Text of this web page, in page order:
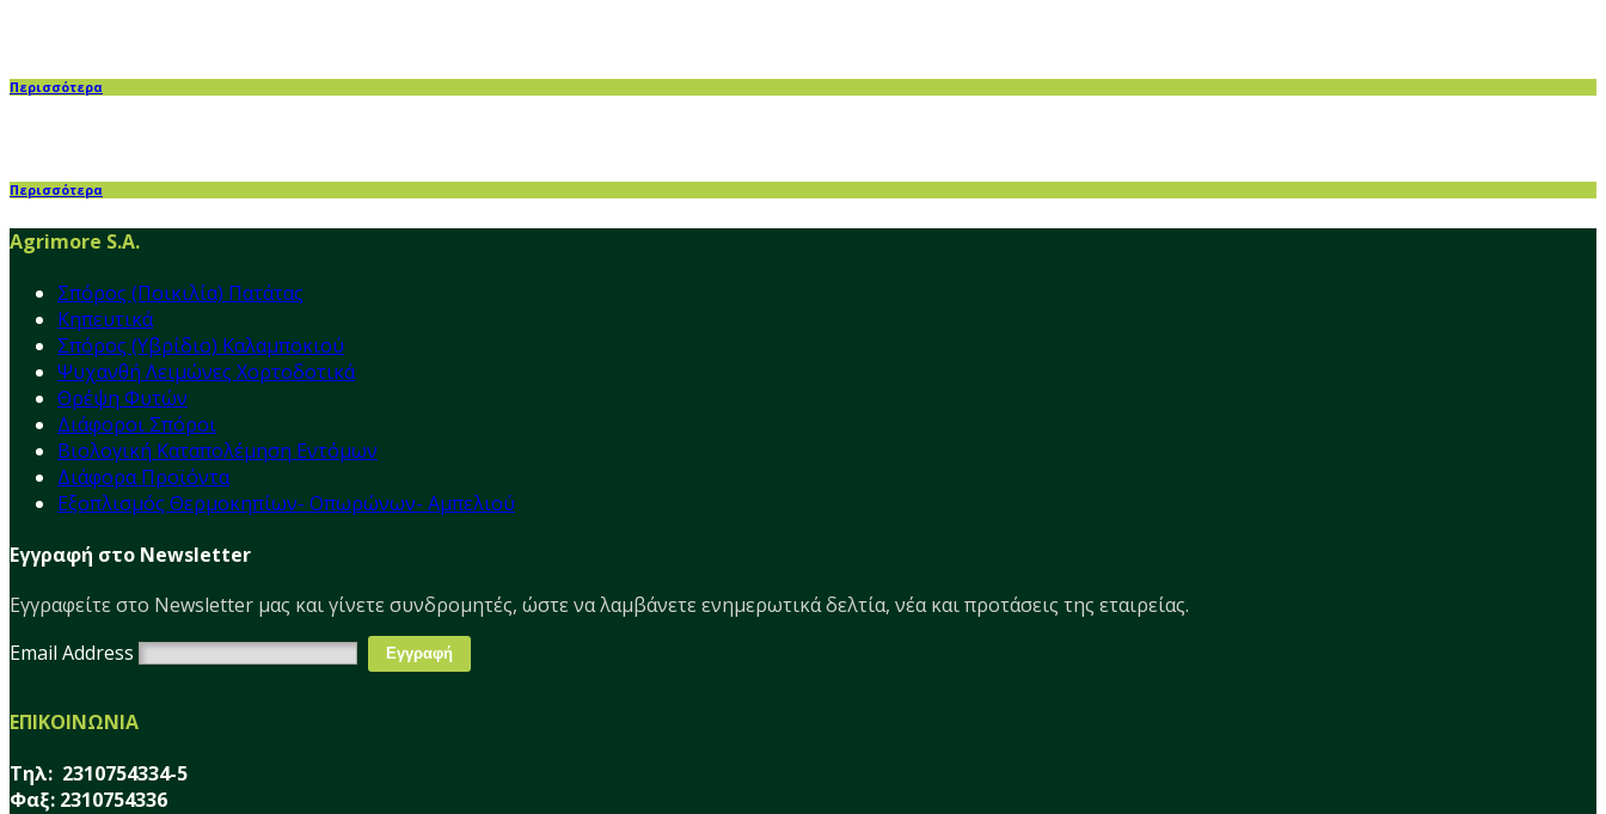
Περισσότερα
Περισσότερα
Agrimore S.A.
Σπόρος (Ποικιλία) Πατάτας
Κηπευτικά
Σπόρος (Υβρίδιο) Καλαμποκιού
Ψυχανθή Λειμώνες Χορτοδοτικά
Θρέψη Φυτών
Διάφοροι Σπόροι
Βιολογική Καταπολέμηση Εντόμων
Διάφορα Προϊόντα
Εξοπλισμός Θερμοκηπίων- Οπωρώνων- Αμπελιού
Εγγραφή στο Newsletter
Εγγραφείτε στο Νewsletter μας και γίνετε συνδρομητές, ώστε να λαμβάνετε ενημερωτικά δελτία, νέα και προτάσεις της εταιρείας.
Email Address
ΕΠΙΚΟΙΝΩΝΙΑ
Τηλ: 2310754334-5
Φαξ: 2310754336